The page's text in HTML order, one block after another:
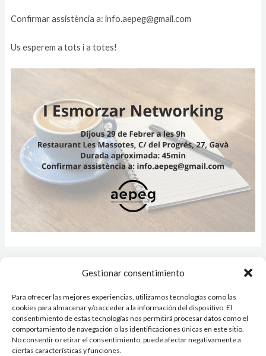
Gestionar consentimiento
Para ofrecer las mejores experiencias, utilizamos tecnologías como las
cookies para almacenar y/o acceder a la información del dispositivo. El
consentimiento de estas tecnologías nos permitirá procesar datos como el
comportamiento de navegación o las identificaciones únicas en este sitio.
No consentir o retirar el consentimiento, puede afectar negativamente a
ciertas características y funciones.
Confirmar assistència a: info.aepeg@gmail.com
Us esperem a tots i a totes!
Entrada siguiente→
Copyright © 2026 AEPEG
Aviso Legal